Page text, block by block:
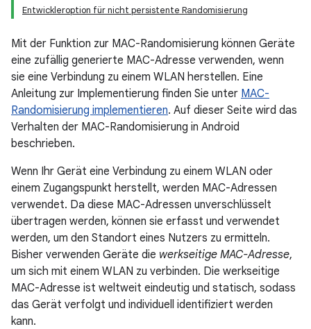
Entwickleroption für nicht persistente Randomisierung
Mit der Funktion zur MAC-Randomisierung können Geräte
eine zufällig generierte MAC-Adresse verwenden, wenn
sie eine Verbindung zu einem WLAN herstellen. Eine
Anleitung zur Implementierung finden Sie unter MAC-
Randomisierung implementieren. Auf dieser Seite wird das
Verhalten der MAC-Randomisierung in Android
beschrieben.
Wenn Ihr Gerät eine Verbindung zu einem WLAN oder
einem Zugangspunkt herstellt, werden MAC-Adressen
verwendet. Da diese MAC-Adressen unverschlüsselt
übertragen werden, können sie erfasst und verwendet
werden, um den Standort eines Nutzers zu ermitteln.
Bisher verwenden Geräte die werkseitige MAC-Adresse,
um sich mit einem WLAN zu verbinden. Die werkseitige
MAC-Adresse ist weltweit eindeutig und statisch, sodass
das Gerät verfolgt und individuell identifiziert werden
kann.